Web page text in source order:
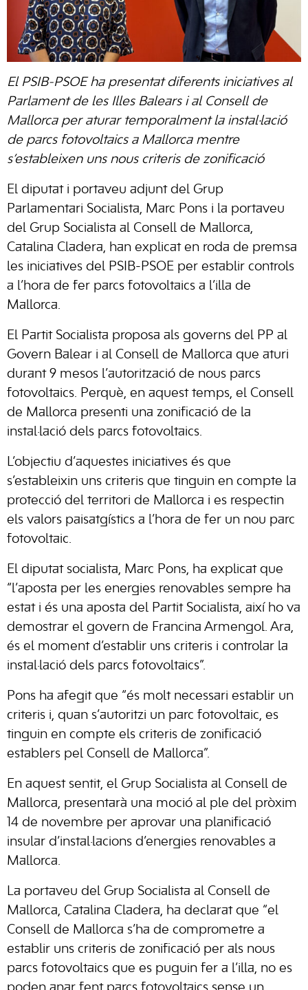
El PSIB-PSOE ha presentat diferents iniciatives al
Parlament de les Illes Balears i al Consell de
Mallorca per aturar temporalment la instal·lació
de parcs fotovoltaics a Mallorca mentre
s’estableixen uns nous criteris de zonificació
El diputat i portaveu adjunt del Grup
Parlamentari Socialista, Marc Pons i la portaveu
del Grup Socialista al Consell de Mallorca,
Catalina Cladera, han explicat en roda de premsa
les iniciatives del PSIB-PSOE per establir controls
a l’hora de fer parcs fotovoltaics a l’illa de
Mallorca.
El Partit Socialista proposa als governs del PP al
Govern Balear i al Consell de Mallorca que aturi
durant 9 mesos l’autorització de nous parcs
fotovoltaics. Perquè, en aquest temps, el Consell
de Mallorca presenti una zonificació de la
instal·lació dels parcs fotovoltaics.
L’objectiu d’aquestes iniciatives és que
s’estableixin uns criteris que tinguin en compte la
protecció del territori de Mallorca i es respectin
els valors paisatgístics a l’hora de fer un nou parc
fotovoltaic.
El diputat socialista, Marc Pons, ha explicat que
“l’aposta per les energies renovables sempre ha
estat i és una aposta del Partit Socialista, així ho va
demostrar el govern de Francina Armengol. Ara,
és el moment d’establir uns criteris i controlar la
instal·lació dels parcs fotovoltaics”.
Pons ha afegit que “és molt necessari establir un
criteris i, quan s’autoritzi un parc fotovoltaic, es
tinguin en compte els criteris de zonificació
establers pel Consell de Mallorca”.
En aquest sentit, el Grup Socialista al Consell de
Mallorca, presentarà una moció al ple del pròxim
14 de novembre per aprovar una planificació
insular d’instal·lacions d’energies renovables a
Mallorca.
La portaveu del Grup Socialista al Consell de
Mallorca, Catalina Cladera, ha declarat que “el
Consell de Mallorca s’ha de comprometre a
establir uns criteris de zonificació per als nous
parcs fotovoltaics que es puguin fer a l’illa, no es